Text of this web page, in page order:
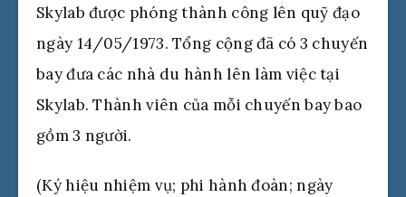
Skylab được phóng thành công lên quỹ đạo
ngày 14/05/1973. Tổng cộng đã có 3 chuyến
bay đưa các nhà du hành lên làm việc tại
Skylab. Thành viên của mỗi chuyến bay bao
gồm 3 người.
(Ký hiệu nhiệm vụ; phi hành đoàn; ngày